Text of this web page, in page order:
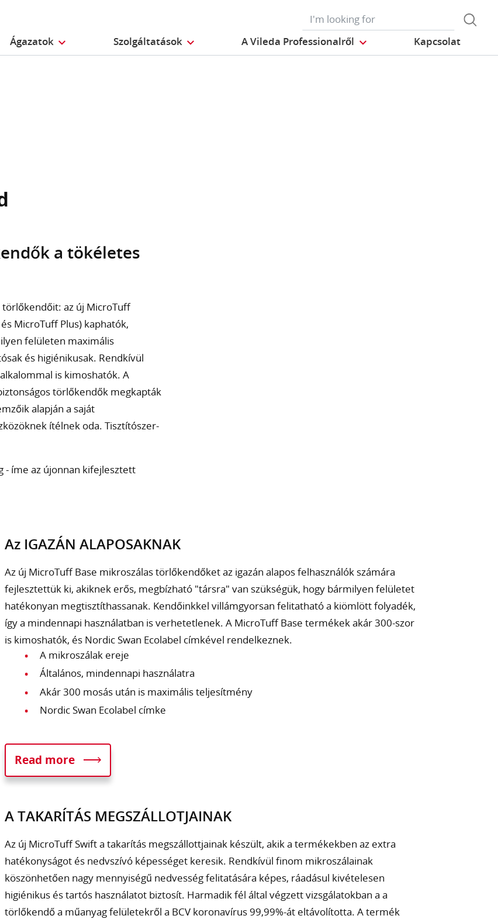
Ágazatok Szolgáltatások A Vileda Professionalről Kapcsolat
a tökéletes
az új MicroTuff
MicroTuff Plus) kaphatók,
felületen maximális
és higiénikusak. Rendkívül
is kimoshatók. A
törlőkendők megkapták
alapján a saját
ítélnek oda. Tisztítószer-
- íme az újonnan kifejlesztett
Az IGAZÁN ALAPOSAKNAK
Az új MicroTuff Base mikroszálas törlőkendőket az igazán alapos felhasználók számára
fejlesztettük ki, akiknek erős, megbízható "társra" van szükségük, hogy bármilyen felületet
hatékonyan megtisztíthassanak. Kendőinkkel villámgyorsan felitatható a kiömlött folyadék,
így a mindennapi használatban is verhetetlenek. A MicroTuff Base termékek akár 300-szor
is kimoshatók, és Nordic Swan Ecolabel címkével rendelkeznek.
A mikroszálak ereje
Általános, mindennapi használatra
Akár 300 mosás után is maximális teljesítmény
Nordic Swan Ecolabel címke
Read more
A TAKARÍTÁS MEGSZÁLLOTJAINAK
Az új MicroTuff Swift a takarítás megszállottjainak készült, akik a termékekben az extra
hatékonyságot és nedvszívó képességet keresik. Rendkívül finom mikroszálainak
köszönhetően nagy mennyiségű nedvesség felitatására képes, ráadásul kivételesen
higiénikus és tartós használatot biztosít. Harmadik fél által végzett vizsgálatokban a a
törlőkendő a műanyag felületekről a BCV koronavírus 99,99%-át eltávolította. A termék